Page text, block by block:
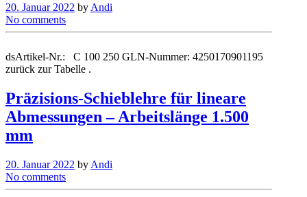
20. Januar 2022 by Andi
No comments
dsArtikel-Nr.: C 100 250 GLN-Nummer: 4250170901195
zurück zur Tabelle .
Präzisions-Schieblehre für lineare
Abmessungen – Arbeitslänge 1.500
mm
20. Januar 2022 by Andi
No comments